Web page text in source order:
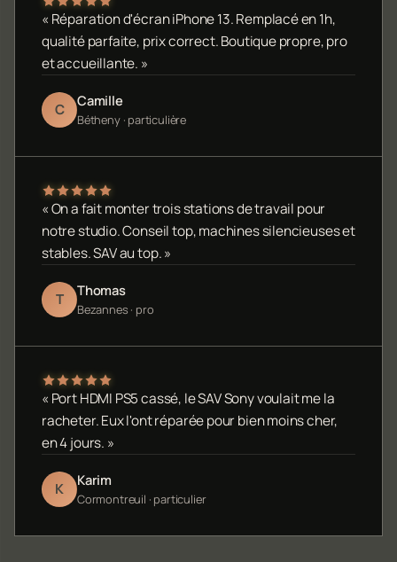
« Réparation d'écran iPhone 13. Remplacé en 1h,
qualité parfaite, prix correct. Boutique propre, pro
et accueillante. »
C Camille
Bétheny · particulière
« On a fait monter trois stations de travail pour
notre studio. Conseil top, machines silencieuses et
stables. SAV au top. »
T Thomas
Bezannes · pro
« Port HDMI PS5 cassé, le SAV Sony voulait me la
racheter. Eux l'ont réparée pour bien moins cher,
en 4 jours. »
K Karim
Cormontreuil · particulier